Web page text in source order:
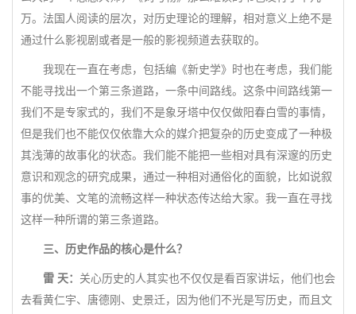
万。法国人阅读的层次，对历史理论的理解，相对意义上绝不是
通过什么影视剧或者是一般的影视频道去获取的。
我现在一直在考虑，包括编《新史学》时也在考虑，我们能
不能寻找出一个第三条道路，一条中间路线。这条中间路线第一
我们不是专家式的，我们不是象牙塔中仅仅做阳春白雪的事情，
但是我们也不能仅仅依靠大众的媒介把复杂的历史变成了一种极
其浅薄的故事化的状态。我们能不能把一些相对具有深邃的历史
意识和观念的研究成果，通过一种相对通俗化的面貌，比如说叙
事的优美、文笔的流畅这样一种状态传达给大家。我一直在寻找
这样一种所谓的第三条道路。
三、历史作品的核心是什么？
雷 天： 关心历史的人其实也不仅仅是看百家讲坛，他们也会
去看黄仁宇、唐德刚、史景迁，因为他们不光是写历史，而且文